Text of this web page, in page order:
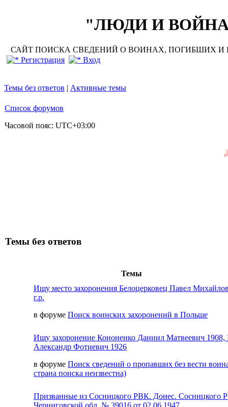
"ЛЮДИ И ВОЙНА"
САЙТ ПОИСКА СВЕДЕНИЙ О ВОИНАХ, ПОГИБШИХ И
Регистрация
Вход
Темы без ответов | Активные темы
Список форумов
Часовой пояс: UTC+03:00
Добро
Темы без ответов
Темы
Ищу место захоронения Белоцерковец Павел
г.р.
в форуме Поиск воинских захоронений в Польше
Ищу захоронение Кононенко Даниил Матвеевич 1908,
Александр Фотиевич 1926
в форуме Поиск сведений о пропавших без вести
страна поиска неизвестна)
Призванные из Сосницкого РВК. Донес. Сосницкого
Черниговской обл. № 39016 от 02.06.1947